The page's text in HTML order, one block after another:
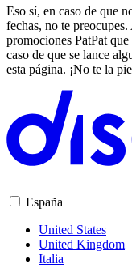
Eso sí, en caso de que
fechas, no te
promociones PatPat
caso de que se lance
esta página. ¡No te la
España
United States
United Kingdom
Italia